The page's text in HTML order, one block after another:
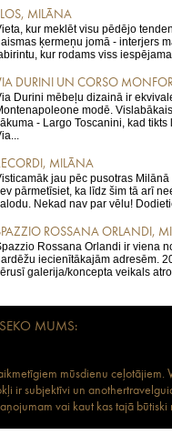
MILĀNA
kur meklēt visu pēdējo
ķermeņu jomā - interjers
kur rodams viss
DURINI UN CORSO
Durini mēbeļu dizainā ir
modē.
- Largo Toscanini, kad
MILĀNA
jau pēc pusotras
pārmetīsiet, ka līdz šim tā arī
Nekad nav par vēlu!
ROSSANA ORLANDI,
Rossana Orlandi ir viena
iecienītākajām adresēm.
galerija/koncepta veikals
SEKO MUMS:
mūsdienu
ir subjektīvi un
vai kaut kas tajā